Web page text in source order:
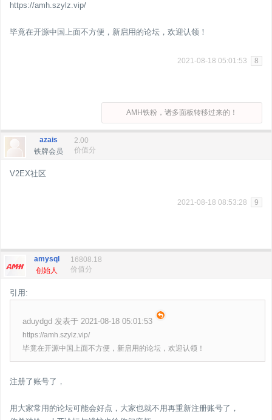
https://amh.szylz.vip/
毕竟在开源中国上面不方便，新启用的论坛，欢迎认领！
2021-08-18 05:01:53 8
AMH铁粉，诸多面板转移过来的！
azais
铁牌会员
2.00
价值分
V2EX社区
2021-08-18 08:53:28 9
amysql
创始人
16808.18
价值分
引用:
aduydgd 发表于 2021-08-18 05:01:53
https://amh.szylz.vip/
毕竟在开源中国上面不方便，新启用的论坛，欢迎认领！
注册了账号了，
用大家常用的论坛可能会好点，大家也就不用再重新注册账号了，